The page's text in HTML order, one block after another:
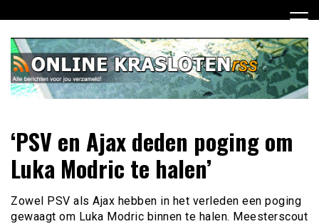
naar
inhoud
Online Krasloten RSS
jou verzameld
‘PSV en Ajax deden poging om
Luka Modric te halen’
Zowel PSV als Ajax hebben in het verleden een poging
gewaagt om Luka Modric binnen te halen. Meesterscout